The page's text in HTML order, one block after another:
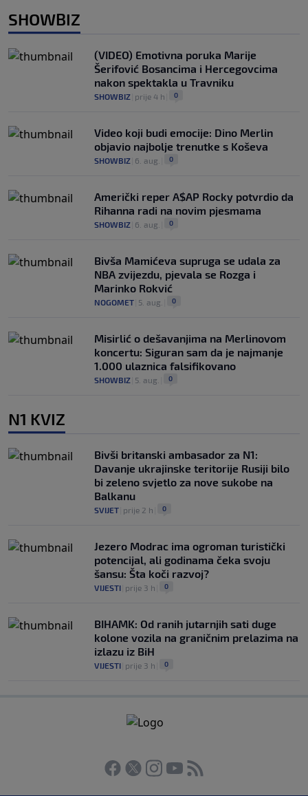
SHOWBIZ
(VIDEO) Emotivna poruka Marije
Šerifović Bosancima i Hercegovcima
nakon spektakla u Travniku
SHOWBIZ prije 4 h 0
Video koji budi emocije: Dino Merlin
objavio najbolje trenutke s Koševa
SHOWBIZ 6. aug. 0
Američki reper A$AP Rocky potvrdio da
Rihanna radi na novim pjesmama
SHOWBIZ 6. aug. 0
Bivša Mamićeva supruga se udala za
NBA zvijezdu, pjevala se Rozga i
Marinko Rokvić
NOGOMET 5. aug. 0
Misirlić o dešavanjima na Merlinovom
koncertu: Siguran sam da je najmanje
1.000 ulaznica falsifikovano
SHOWBIZ 5. aug. 0
N1 KVIZ
Bivši britanski ambasador za N1:
Davanje ukrajinske teritorije Rusiji bilo
bi zeleno svjetlo za nove sukobe na
Balkanu
SVIJET prije 2 h 0
Jezero Modrac ima ogroman turistički
potencijal, ali godinama čeka svoju
šansu: Šta koči razvoj?
VIJESTI prije 3 h 0
BIHAMK: Od ranih jutarnjih sati duge
kolone vozila na graničnim prelazima na
izlazu iz BiH
VIJESTI prije 3 h 0